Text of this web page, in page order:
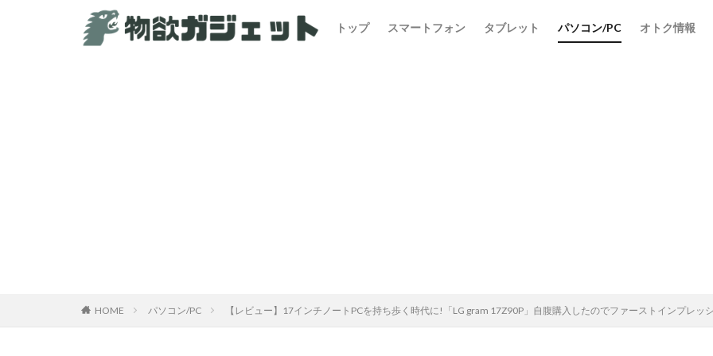
トップ スマートフォン タブレット パソコン/PC オトク情報
HOME パソコン/PC 【レビュー】17インチノートPCを持ち歩く時代に!「LG gram 17Z90P」自腹購入したのでファーストインプレッ